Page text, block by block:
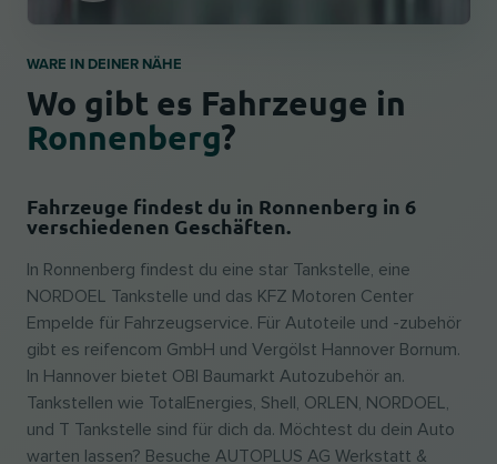
WARE IN DEINER NÄHE
Wo gibt es Fahrzeuge in
Ronnenberg?
Fahrzeuge findest du in Ronnenberg in 6
verschiedenen Geschäften.
In Ronnenberg findest du eine star Tankstelle, eine
NORDOEL Tankstelle und das KFZ Motoren Center
Empelde für Fahrzeugservice. Für Autoteile und -zubehör
gibt es reifencom GmbH und Vergölst Hannover Bornum.
In Hannover bietet OBI Baumarkt Autozubehör an.
Tankstellen wie TotalEnergies, Shell, ORLEN, NORDOEL,
und T Tankstelle sind für dich da. Möchtest du dein Auto
warten lassen? Besuche AUTOPLUS AG Werkstatt &